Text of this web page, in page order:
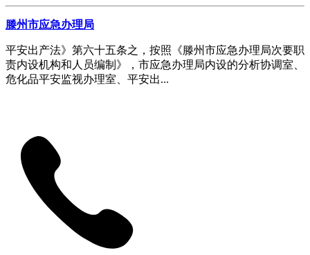
滕州市应急办理局
平安出产法》第六十五条之，按照《滕州市应急办理局次要职
责内设机构和人员编制》，市应急办理局内设的分析协调室、
危化品平安监视办理室、平安出...